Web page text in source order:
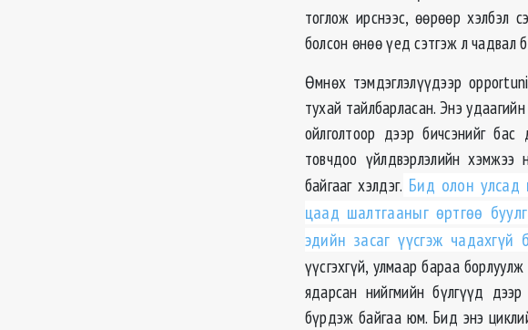
тоглож ирснээс, өөрөөр хэлбэл
болсон өнөө үед сэтгэж л чадвал
Өмнөх тэмдэглэлүүдээр
тухай тайлбарласан. Энэ
ойлголтоор дээр бичсэнийг
товчдоо үйлдвэрлэлийн
байгааг хэлдэг. Бид олон улсад
цаад шалтгааныг өртгөө
эдийн засаг үүсгэж чадахгүй
үүсгэхгүй, улмаар бараа
ядарсан нийгмийн бүлгүүд
бүрдэж байгаа юм. Бид энэ